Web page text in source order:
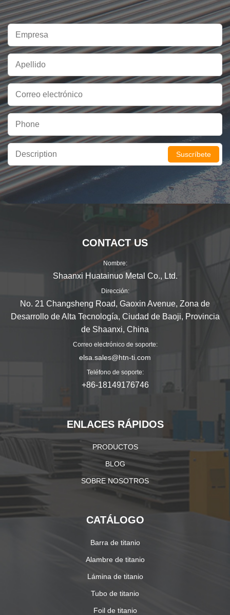
Suscríbete
CONTACT US
Nombre:
Shaanxi Huatainuo Metal Co., Ltd.
Dirección:
No. 21 Changsheng Road, Gaoxin Avenue, Zona de
Desarrollo de Alta Tecnología, Ciudad de Baoji, Provincia
de Shaanxi, China
Correo electrónico de soporte:
elsa.sales@htn-ti.com
Teléfono de soporte:
+86-18149176746
ENLACES RÁPIDOS
PRODUCTOS
BLOG
SOBRE NOSOTROS
CATÁLOGO
Barra de titanio
Alambre de titanio
Lámina de titanio
Tubo de titanio
Foil de titanio